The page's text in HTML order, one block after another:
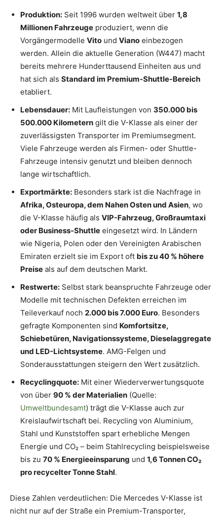
Produktion: Seit 1996 wurden weltweit über 1,8
Millionen Fahrzeuge produziert, wenn die
Vorgängermodelle Vito und Viano einbezogen
werden. Allein die aktuelle Generation (W447) macht
bereits mehrere Hunderttausend Einheiten aus und
hat sich als Standard im Premium-Shuttle-Bereich
etabliert.
Lebensdauer: Mit Laufleistungen von 350.000 bis
500.000 Kilometern gilt die V-Klasse als einer der
zuverlässigsten Transporter im Premiumsegment.
Viele Fahrzeuge werden als Firmen- oder Shuttle-
Fahrzeuge intensiv genutzt und bleiben dennoch
lange wirtschaftlich.
Exportmärkte: Besonders stark ist die Nachfrage in
Afrika, Osteuropa, dem Nahen Osten und Asien, wo
die V-Klasse häufig als VIP-Fahrzeug, Großraumtaxi
oder Business-Shuttle eingesetzt wird. In Ländern
wie Nigeria, Polen oder den Vereinigten Arabischen
Emiraten erzielt sie im Export oft bis zu 40 % höhere
Preise als auf dem deutschen Markt.
Restwerte: Selbst stark beanspruchte Fahrzeuge oder
Modelle mit technischen Defekten erreichen im
Teileverkauf noch 2.000 bis 7.000 Euro. Besonders
gefragte Komponenten sind Komfortsitze,
Schiebetüren, Navigationssysteme, Dieselaggregate
und LED-Lichtsysteme. AMG-Felgen und
Sonderausstattungen steigern den Wert zusätzlich.
Recyclingquote: Mit einer Wiederverwertungsquote
von über 90 % der Materialien (Quelle:
Umweltbundesamt) trägt die V-Klasse auch zur
Kreislaufwirtschaft bei. Recycling von Aluminium,
Stahl und Kunststoffen spart erhebliche Mengen
Energie und CO₂ – beim Stahlrecycling beispielsweise
bis zu 70 % Energieeinsparung und 1,6 Tonnen CO₂
pro recycelter Tonne Stahl.
Diese Zahlen verdeutlichen: Die Mercedes V-Klasse ist
nicht nur auf der Straße ein Premium-Transporter,